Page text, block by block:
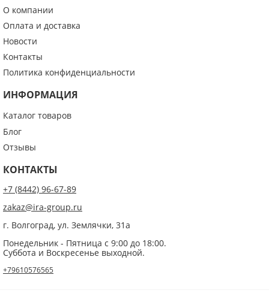
О компании
Оплата и доставка
Новости
Контакты
Политика конфиденциальности
ИНФОРМАЦИЯ
Каталог товаров
Блог
Отзывы
КОНТАКТЫ
+7 (8442) 96-67-89
zakaz@ira-group.ru
г. Волгоград, ул. Землячки, 31а
Понедельник - Пятница с 9:00 до 18:00.
Суббота и Воскресенье выходной.
+79610576565